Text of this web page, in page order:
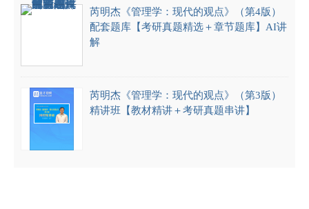
芮明杰《管理学：现代的观点》（第4版）
配套题库【考研真题精选＋章节题库】AI讲
解
芮明杰《管理学：现代的观点》（第3版）
精讲班【教材精讲＋考研真题串讲】